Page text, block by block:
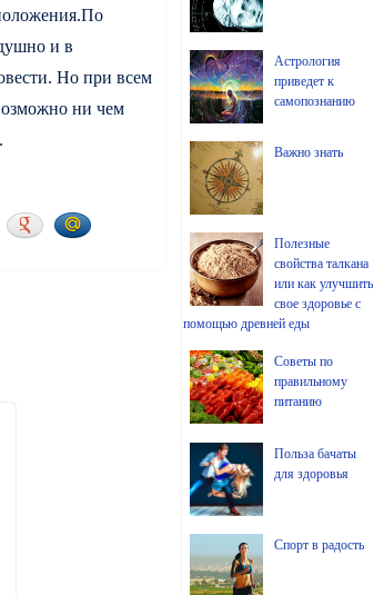
и в
Но при всем
ни чем
Астрология
приведет к
самопознанию
Важно знать
Полезные
свойства талкана
или как улучшить
свое здоровье с
помощью древней еды
Советы по
правильному
питанию
Польза бачаты
для здоровья
Спорт в радость